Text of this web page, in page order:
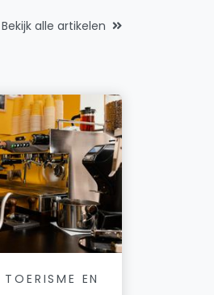
Bekijk alle artikelen
EN